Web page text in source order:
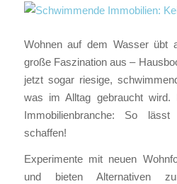
Wohnen auf dem Wasser übt
große Faszination aus –
jetzt sogar riesige,
was im Alltag gebraucht
Immobilienbranche: So
schaffen!
Experimente mit neuen
und bieten Alternativen